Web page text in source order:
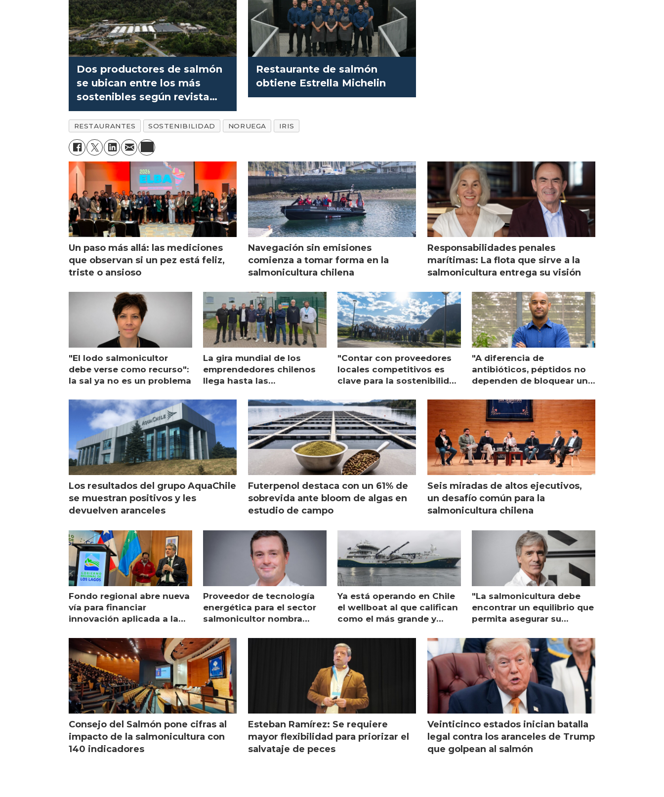
Dos productores de salmón
se ubican entre los más
sostenibles según revista
Time
Restaurante de salmón
obtiene Estrella Michelin
RESTAURANTES SOSTENIBILIDAD NORUEGA IRIS
Un paso más allá: las mediciones
que observan si un pez está feliz,
triste o ansioso
Navegación sin emisiones
comienza a tomar forma en la
salmonicultura chilena
Responsabilidades penales
marítimas: La flota que sirve a la
salmonicultura entrega su visión
"El lodo salmonicultor
debe verse como recurso":
la sal ya no es un problema
La gira mundial de los
emprendedores chilenos
llega hasta las
Escocia
"Contar con proveedores
locales competitivos es
clave para la sostenibilidad
"A diferencia de
antibióticos, péptidos no
dependen de bloquear una
Los resultados del grupo AquaChile
se muestran positivos y les
devuelven aranceles
Futerpenol destaca con un 61% de
sobrevida ante bloom de algas en
estudio de campo
Seis miradas de altos ejecutivos,
un desafío común para la
salmonicultura chilena
Fondo regional abre nueva
vía para financiar
innovación aplicada a la
Proveedor de tecnología
energética para el sector
salmonicultor nombra
Ya está operando en Chile
el wellboat al que califican
como el más grande y
"La salmonicultura debe
encontrar un equilibrio que
permita asegurar su
Consejo del Salmón pone cifras al
impacto de la salmonicultura con
140 indicadores
Esteban Ramírez: Se requiere
mayor flexibilidad para priorizar el
salvataje de peces
Veinticinco estados inician batalla
legal contra los aranceles de Trump
que golpean al salmón